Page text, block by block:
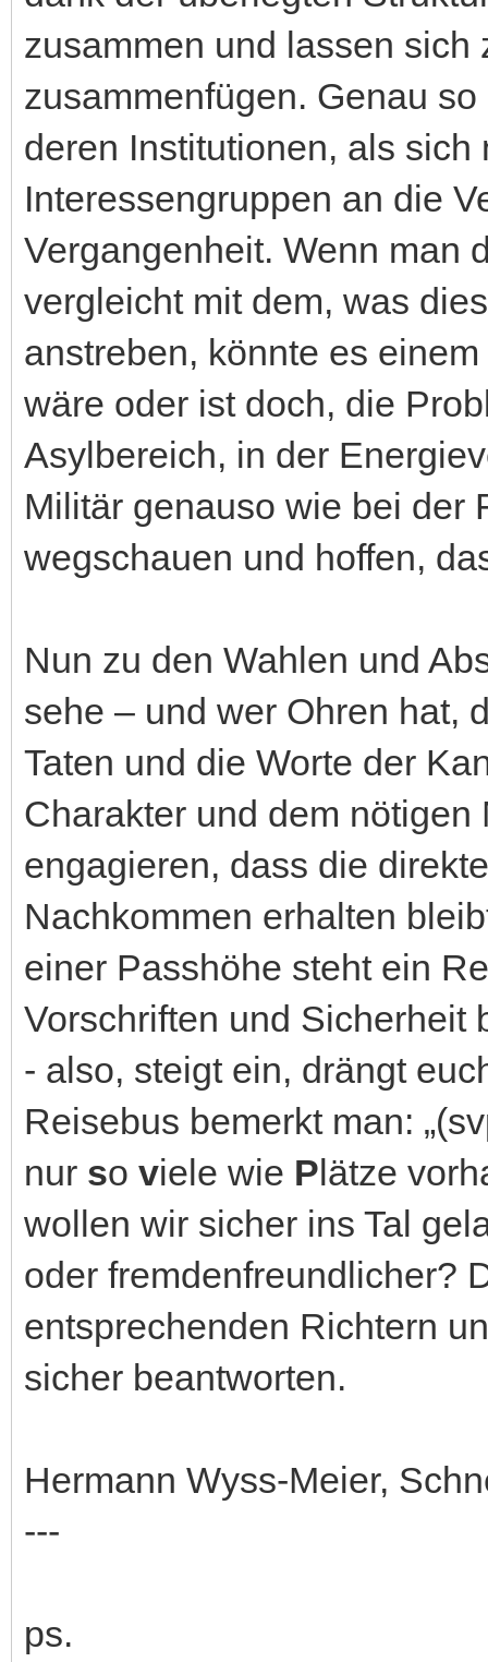
zusammen und lassen sich
zusammenfügen. Genau
deren Institutionen, als
Interessengruppen an die
Vergangenheit. Wenn man
vergleicht mit dem, was
anstreben, könnte es
wäre oder ist doch, die
Asylbereich, in der
Militär genauso wie bei der
wegschauen und hoffen,
Nun zu den Wahlen und
sehe – und wer Ohren hat,
Taten und die Worte der
Charakter und dem
engagieren, dass die
Nachkommen erhalten
einer Passhöhe steht ein
Vorschriften und Sicherheit
- also, steigt ein, drängt
Reisebus bemerkt man:
nur so viele wie Plätze
wollen wir sicher ins Tal
oder fremdenfreundlicher?
entsprechenden Richtern
sicher beantworten.
Hermann Wyss-Meier,
---
ps.